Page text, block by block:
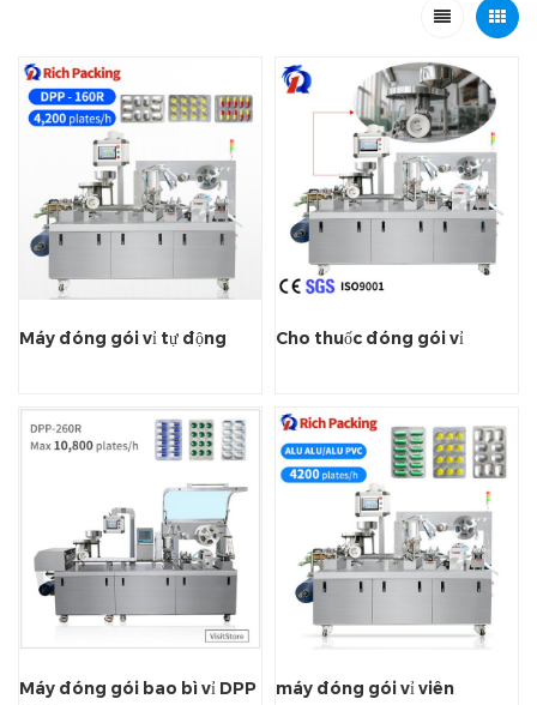
Máy đóng gói vỉ tự động Cho thuốc đóng gói vỉ
Máy đóng gói bao bì vỉ DPP
máy đóng gói vỉ viên